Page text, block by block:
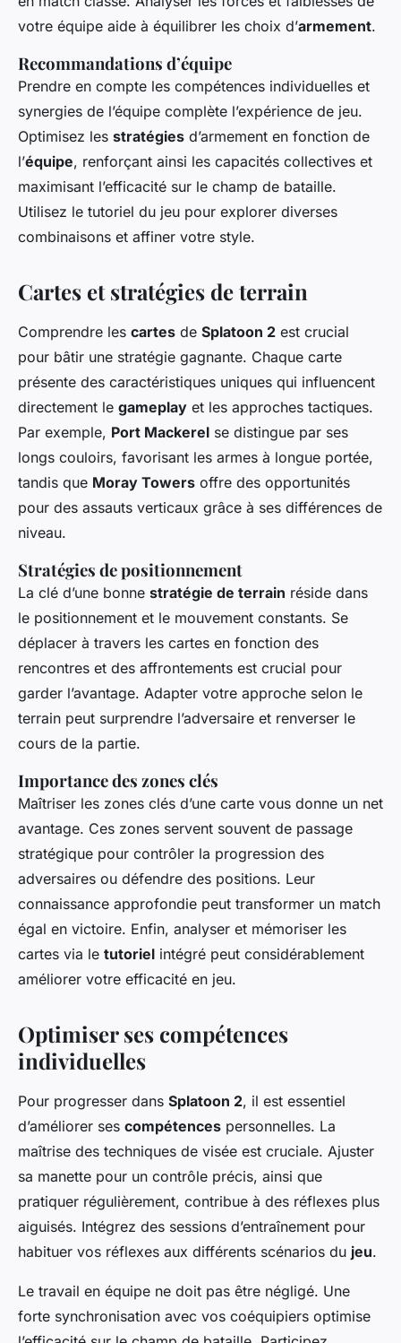
votre équipe aide à équilibrer les choix d’armement.
Recommandations d’équipe
Prendre en compte les compétences individuelles et
synergies de l’équipe complète l’expérience de jeu.
Optimisez les stratégies d’armement en fonction de
l’équipe, renforçant ainsi les capacités collectives et
maximisant l’efficacité sur le champ de bataille.
Utilisez le tutoriel du jeu pour explorer diverses
combinaisons et affiner votre style.
Cartes et stratégies de terrain
Comprendre les cartes de Splatoon 2 est crucial
pour bâtir une stratégie gagnante. Chaque carte
présente des caractéristiques uniques qui influencent
directement le gameplay et les approches tactiques.
Par exemple, Port Mackerel se distingue par ses
longs couloirs, favorisant les armes à longue portée,
tandis que Moray Towers offre des opportunités
pour des assauts verticaux grâce à ses différences de
niveau.
Stratégies de positionnement
La clé d’une bonne stratégie de terrain réside dans
le positionnement et le mouvement constants. Se
déplacer à travers les cartes en fonction des
rencontres et des affrontements est crucial pour
garder l’avantage. Adapter votre approche selon le
terrain peut surprendre l’adversaire et renverser le
cours de la partie.
Importance des zones clés
Maîtriser les zones clés d’une carte vous donne un net
avantage. Ces zones servent souvent de passage
stratégique pour contrôler la progression des
adversaires ou défendre des positions. Leur
connaissance approfondie peut transformer un match
égal en victoire. Enfin, analyser et mémoriser les
cartes via le tutoriel intégré peut considérablement
améliorer votre efficacité en jeu.
Optimiser ses compétences
individuelles
Pour progresser dans Splatoon 2, il est essentiel
d’améliorer ses compétences personnelles. La
maîtrise des techniques de visée est cruciale. Ajuster
sa manette pour un contrôle précis, ainsi que
pratiquer régulièrement, contribue à des réflexes plus
aiguisés. Intégrez des sessions d’entraînement pour
habituer vos réflexes aux différents scénarios du jeu.
Le travail en équipe ne doit pas être négligé. Une
forte synchronisation avec vos coéquipiers optimise